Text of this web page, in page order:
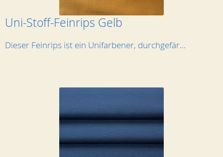
Uni-Stoff-Feinrips Gelb
Dieser Feinrips ist ein Unifarbener, durchgefär...